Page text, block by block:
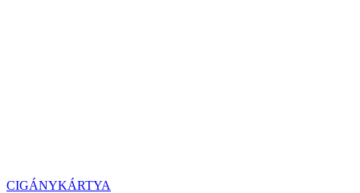
CIGÁNYKÁRTYA